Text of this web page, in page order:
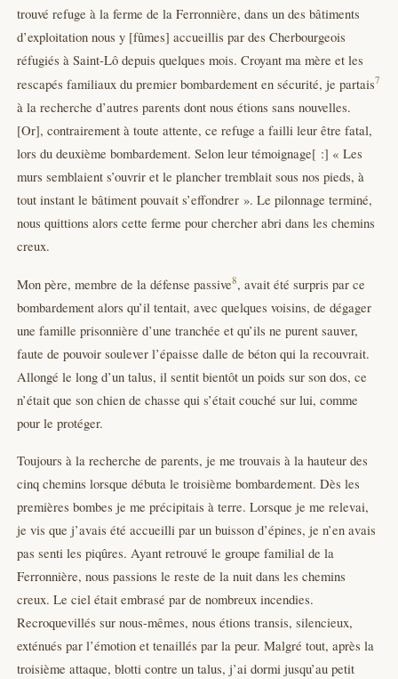
trouvé refuge à la ferme de la Ferronnière, dans un des bâtiments
d’exploitation nous y [fûmes] accueillis par des Cherbourgeois
réfugiés à Saint-Lô depuis quelques mois. Croyant ma mère et les
rescapés familiaux du premier bombardement en sécurité, je partais7
à la recherche d’autres parents dont nous étions sans nouvelles.
[Or], contrairement à toute attente, ce refuge a failli leur être fatal,
lors du deuxième bombardement. Selon leur témoignage[ :] « Les
murs semblaient s’ouvrir et le plancher tremblait sous nos pieds, à
tout instant le bâtiment pouvait s’effondrer ». Le pilonnage terminé,
nous quittions alors cette ferme pour chercher abri dans les chemins
creux.
Mon père, membre de la défense passive8, avait été surpris par ce
bombardement alors qu’il tentait, avec quelques voisins, de dégager
une famille prisonnière d’une tranchée et qu’ils ne purent sauver,
faute de pouvoir soulever l’épaisse dalle de béton qui la recouvrait.
Allongé le long d’un talus, il sentit bientôt un poids sur son dos, ce
n’était que son chien de chasse qui s’était couché sur lui, comme
pour le protéger.
Toujours à la recherche de parents, je me trouvais à la hauteur des
cinq chemins lorsque débuta le troisième bombardement. Dès les
premières bombes je me précipitais à terre. Lorsque je me relevai,
je vis que j’avais été accueilli par un buisson d’épines, je n’en avais
pas senti les piqûres. Ayant retrouvé le groupe familial de la
Ferronnière, nous passions le reste de la nuit dans les chemins
creux. Le ciel était embrasé par de nombreux incendies.
Recroquevillés sur nous-mêmes, nous étions transis, silencieux,
exténués par l’émotion et tenaillés par la peur. Malgré tout, après la
troisième attaque, blotti contre un talus, j’ai dormi jusqu’au petit